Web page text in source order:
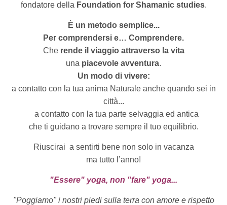
fondatore della Foundation for Shamanic studies.
È un metodo semplice...
Per comprendersi e… Comprendere.
Che rende il viaggio attraverso la vita
una piacevole avventura.
Un modo di vivere:
a contatto con la tua anima Naturale anche quando sei in
città...
a contatto con la tua parte selvaggia ed antica
che ti guidano a trovare sempre il tuo equilibrio.
Riuscirai a sentirti bene non solo in vacanza
ma tutto l’anno!
"Essere" yoga, non "fare" yoga...
"Poggiamo" i nostri piedi sulla terra con amore e rispetto